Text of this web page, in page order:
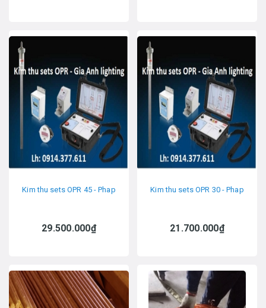
Kim thu sets OPR 45 - Phap
29.500.000₫
Kim thu sets OPR 30 - Phap
21.700.000₫